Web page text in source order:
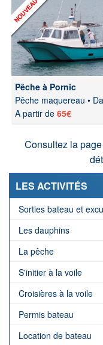
Pêche à Pornic
Pêche maquereau • Daurade
A partir de 65€
Consultez la
LES ACTIVITÉS
Sorties bateau et
Les dauphins
La pêche
S'initier à la voile
Croisières à la voile
Permis bateau
Location de bateau